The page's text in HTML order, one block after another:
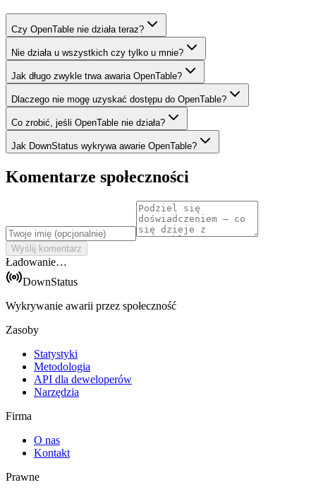
Czy OpenTable nie działa teraz?
Nie działa u wszystkich czy tylko u mnie?
Jak długo zwykle trwa awaria OpenTable?
Dlaczego nie mogę uzyskać dostępu do OpenTable?
Co zrobić, jeśli OpenTable nie działa?
Jak DownStatus wykrywa awarie OpenTable?
Komentarze społeczności
Wyślij komentarz
Ładowanie…
DownStatus
Wykrywanie awarii przez społeczność
Zasoby
Statystyki
Metodologia
API dla deweloperów
Narzędzia
Firma
O nas
Kontakt
Prawne